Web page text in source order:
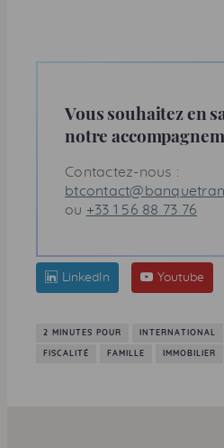
Vous souhaitez en
notre
Contactez-nous :
ou +33 1 56 88 73 76
LinkedIn Youtube
2 MINUTES POUR INTERNATIONAL
FISCALITÉ FAMILLE IMMOBILIER